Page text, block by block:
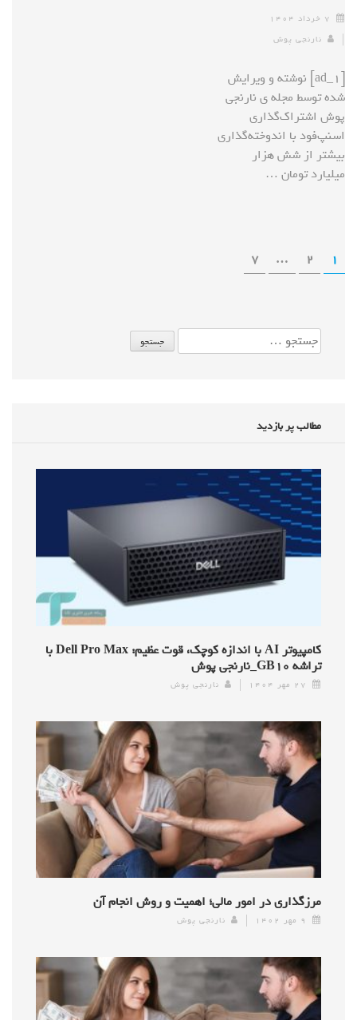
۷ خرداد ۱۴۰۴
نارنجی پوش
[ad_1] نوشته و ویرایش
شده توسط مجله ی نارنجی
پوش اشتراک‌گذاری
اسنپ‌فود با اندوخته‌گذاری
بیشتر از شش هزار
میلیارد تومان …
1
2
…
7
مطالب پر بازدید
کامپیوتر AI با اندازه کوچک، قوت عظیم: Dell Pro Max با
تراشه GB۱۰_نارنجی پوش
۲۷ مهر ۱۴۰۴ نارنجی پوش
مرزگذاری در امور مالی؛ اهمیت و روش انجام آن
۹ مهر ۱۴۰۲ نارنجی پوش